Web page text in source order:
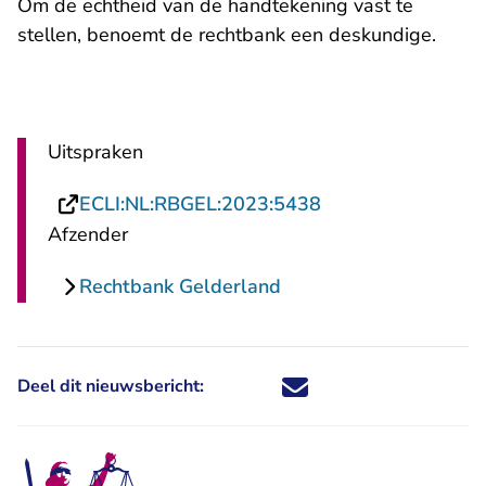
Om de echtheid van de handtekening vast te
stellen, benoemt de rechtbank een deskundige.
Uitspraken
ECLI:NL:RBGEL:2023:5438
Afzender
Rechtbank Gelderland
Deel dit nieuwsbericht: Deel dit nieuwsbericht via X -
Deel dit nieuwsbericht via
Deel dit nieuwsbericht
Deel dit